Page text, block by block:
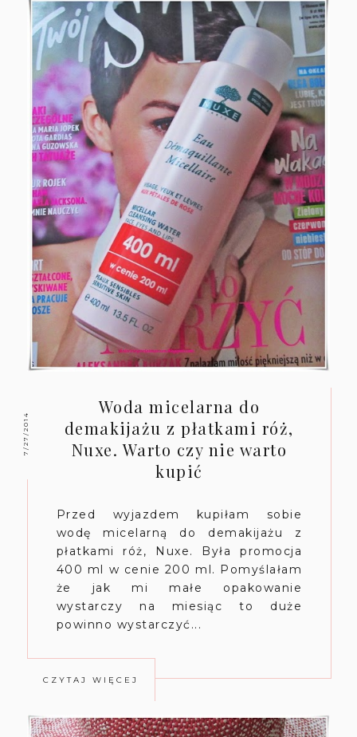
7/27/2014
Woda micelarna do
demakijażu z płatkami róż,
Nuxe. Warto czy nie warto
kupić
Przed wyjazdem kupiłam sobie
wodę micelarną do demakijażu z
płatkami róż, Nuxe. Była promocja
400 ml w cenie 200 ml. Pomyślałam
że jak mi małe opakowanie
wystarczy na miesiąc to duże
powinno wystarczyć...
CZYTAJ WIĘCEJ